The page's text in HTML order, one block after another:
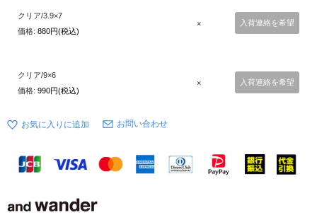
クリア/3.9×7
価格: 880円(税込)
× 入荷連絡を希望
クリア/9×6
価格: 990円(税込)
× 入荷連絡を希望
お問い合わせ